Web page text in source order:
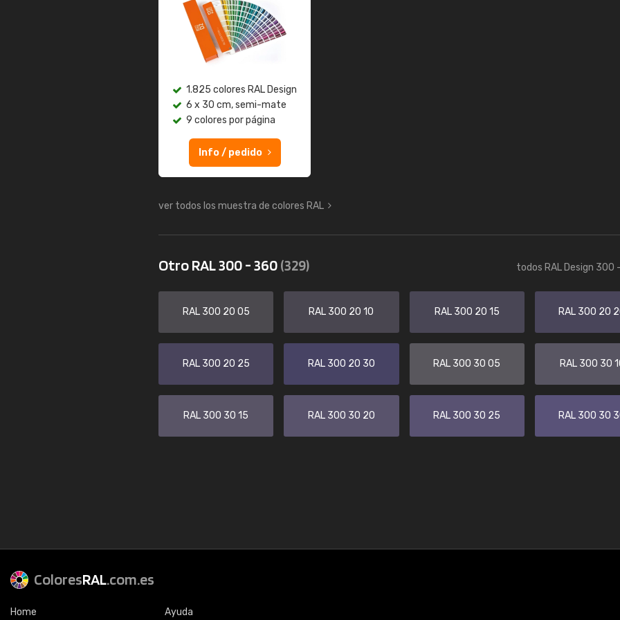
1.825 colores RAL Design
6 x 30 cm, semi-mate
9 colores por página
Info / pedido
ver todos los muestra de colores RAL
Otro RAL 300 - 360(329) todos RAL Design 300
RAL 300 20 05 RAL 300 20 10 RAL 300 20 15 RAL 300 20
RAL 300 20 25 RAL 300 20 30 RAL 300 30 05 RAL 300 30
RAL 300 30 15 RAL 300 30 20 RAL 300 30 25 RAL 300 30
ColoresRAL.com.es
Home Ayuda